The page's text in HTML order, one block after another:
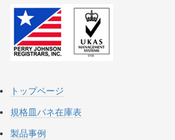
トップページ
規格皿バネ在庫表
製品事例